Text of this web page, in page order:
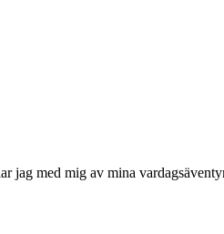
med mig av mina